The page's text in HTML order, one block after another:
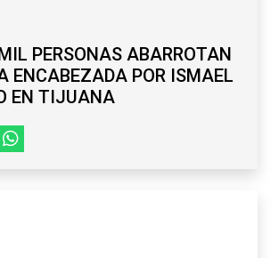
PERSONAS ABARROTAN
ENCABEZADA POR ISMAEL
EN TIJUANA